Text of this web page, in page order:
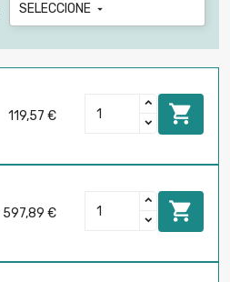
SELECCIONE 
119,57 € 
597,89 € 